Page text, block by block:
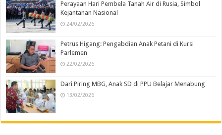
Perayaan Hari Pembela Tanah Air di Rusia, Simbol
Kejantanan Nasional
24/02/2026
Petrus Higang: Pengabdian Anak Petani di Kursi
Parlemen
22/02/2026
Dari Piring MBG, Anak SD di PPU Belajar Menabung
13/02/2026